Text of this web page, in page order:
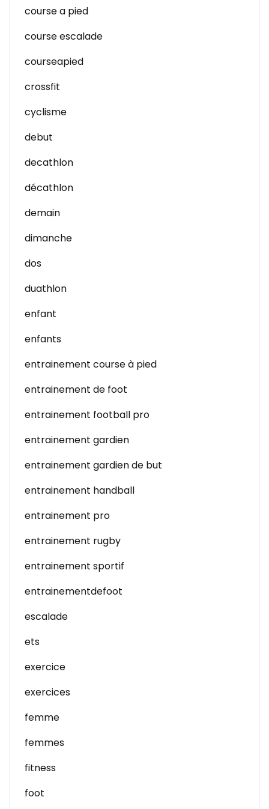
course a pied
course escalade
courseapied
crossfit
cyclisme
debut
decathlon
décathlon
demain
dimanche
dos
duathlon
enfant
enfants
entrainement course à pied
entrainement de foot
entrainement football pro
entrainement gardien
entrainement gardien de but
entrainement handball
entrainement pro
entrainement rugby
entrainement sportif
entrainementdefoot
escalade
ets
exercice
exercices
femme
femmes
fitness
foot